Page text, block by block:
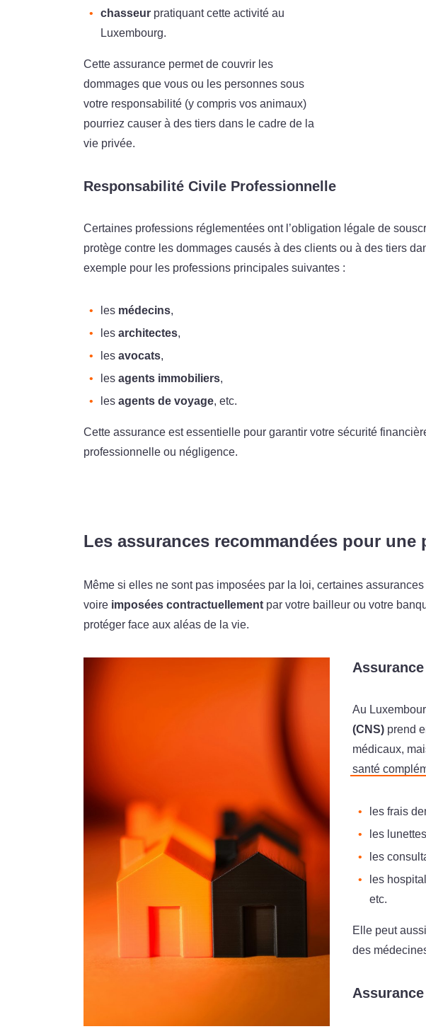
chasseur pratiquant cette activité au
Luxembourg.
Cette assurance permet de couvrir les
dommages que vous ou les personnes sous
votre responsabilité (y compris vos animaux)
pourriez causer à des tiers dans le cadre de la
vie privée.
Responsabilité Civile Professionnelle
Certaines professions réglementées ont l’obligation légale de
protège contre les dommages causés à des clients ou à des tiers
exemple pour les professions principales suivantes :
les médecins,
les architectes,
les avocats,
les agents immobiliers,
les agents de voyage, etc.
Cette assurance est essentielle pour garantir votre sécurité
professionnelle ou négligence.
Les assurances recommandées pour
Même si elles ne sont pas imposées par la loi, certaines
voire imposées contractuellement par votre bailleur ou votre
protéger face aux aléas de la vie.
Au
(CNS) prend
médicaux,
santé
les frais
les
les
les
etc.
Elle peut
des